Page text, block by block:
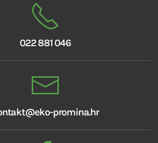
022 881 046
promina.hr